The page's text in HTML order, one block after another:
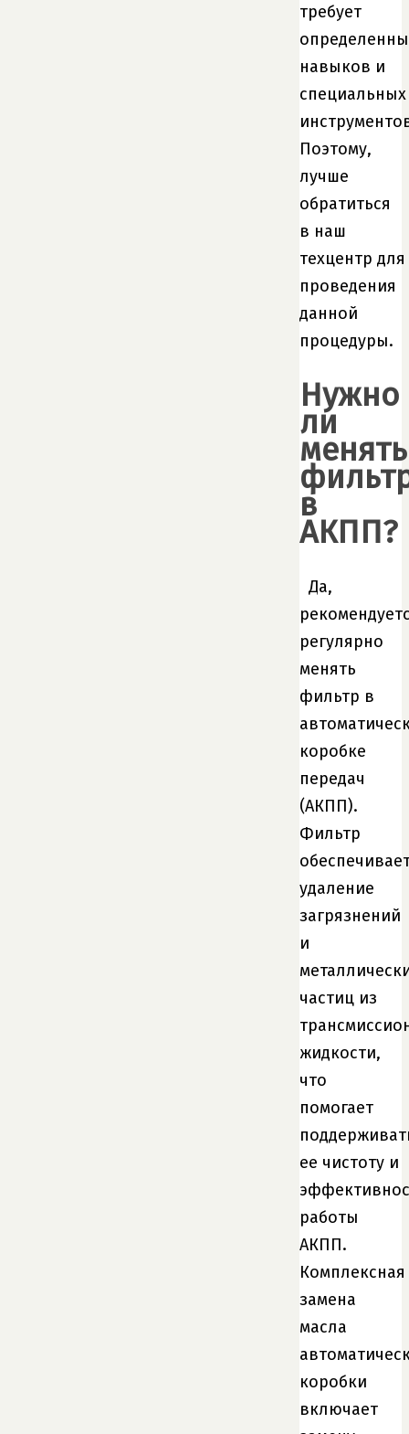
требует
навыков и
специальных
Поэтому,
лучше
обратиться
в наш
техцентр для
проведения
данной
процедуры.
Нужно
ли
менять
в
АКПП?
Да,
регулярно
менять
фильтр в
коробке
передач
(АКПП).
Фильтр
удаление
загрязнений
и
частиц из
жидкости,
что
помогает
ее чистоту и
работы
АКПП.
Комплексная
замена
масла
коробки
включает